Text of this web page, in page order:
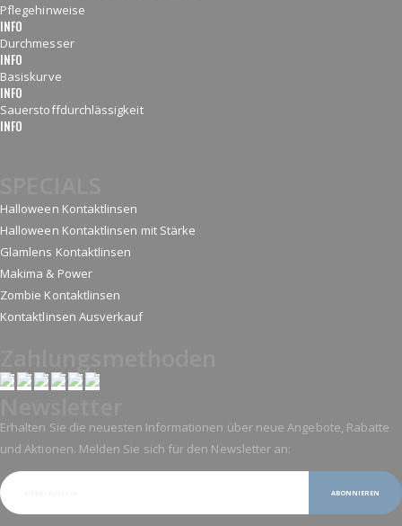
Pflegehinweise
INFO
Durchmesser
INFO
Basiskurve
INFO
Sauerstoffdurchlässigkeit
INFO
Halloween Kontaktlinsen
Halloween Kontaktlinsen mit Stärke
Glamlens Kontaktlinsen
Makima & Power
Zombie Kontaktlinsen
Kontaktlinsen Ausverkauf
Erhalten Sie die neuesten Informationen über neue Angebote, Rabatte
und Aktionen. Melden Sie sich für den Newsletter an:
ABONNIEREN